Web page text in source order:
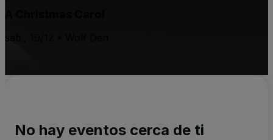
A Christmas Carol
sáb., 19/12 • Wolf Den
No hay eventos cerca de ti